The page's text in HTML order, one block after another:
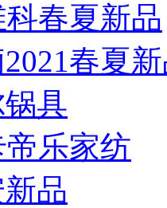
科春夏新品
春夏
具
帝乐家纺
品